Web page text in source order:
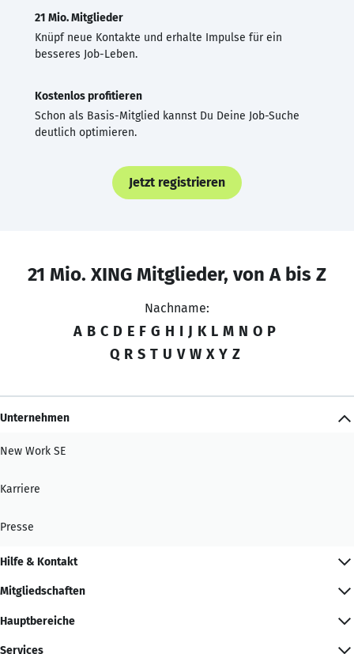
21 Mio. Mitglieder
Knüpf neue Kontakte und erhalte Impulse für ein
besseres Job-Leben.
Kostenlos profitieren
Schon als Basis-Mitglied kannst Du Deine Job-Suche
deutlich optimieren.
Jetzt registrieren
21 Mio. XING Mitglieder, von A bis Z
Nachname:
A B C D E F G H I J K L M N O P
Q R S T U V W X Y Z
Unternehmen
New Work SE
Karriere
Presse
Hilfe & Kontakt
Mitgliedschaften
Hauptbereiche
Services